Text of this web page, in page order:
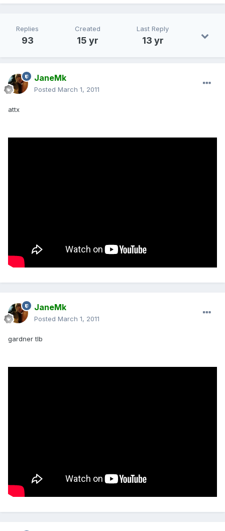
Replies
93
Created
15 yr
Last Reply
13 yr
JaneMk
Posted March 1, 2011
attx
JaneMk
Posted March 1, 2011
gardner tlb